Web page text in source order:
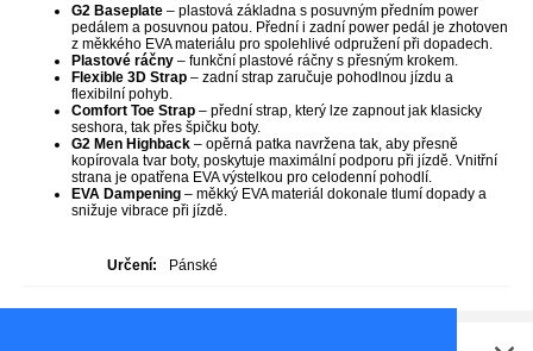
G2 Baseplate – plastová základna s posuvným předním power
pedálem a posuvnou patou. Přední i zadní power pedál je zhotoven
z měkkého EVA materiálu pro spolehlivé odpružení při dopadech.
Plastové ráčny – funkční plastové ráčny s přesným krokem.
Flexible 3D Strap – zadní strap zaručuje pohodlnou jízdu a
flexibilní pohyb.
Comfort Toe Strap – přední strap, který lze zapnout jak klasicky
seshora, tak přes špičku boty.
G2 Men Highback – opěrná patka navržena tak, aby přesně
kopírovala tvar boty, poskytuje maximální podporu při jízdě. Vnitřní
strana je opatřena EVA výstelkou pro celodenní pohodlí.
EVA Dampening – měkký EVA materiál dokonale tlumí dopady a
snižuje vibrace při jízdě.
Určení: Pánské